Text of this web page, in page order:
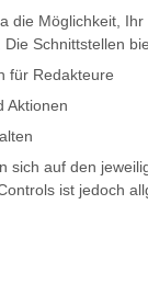
die Möglichkeit,
Schnittstellen
für Redakteure
Aktionen
sich auf den
ist jedoch